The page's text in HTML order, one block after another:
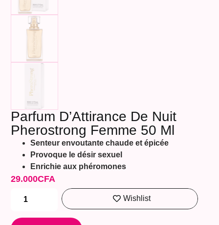
Parfum D’Attirance De Nuit
Pherostrong Femme 50 Ml
Senteur envoutante chaude et épicée
Provoque le désir sexuel
Enrichie aux phéromones
29.000CFA
Wishlist